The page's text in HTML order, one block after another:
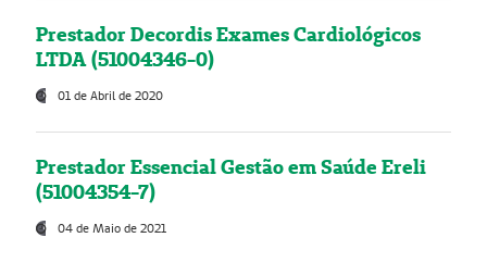
Prestador Decordis Exames Cardiológicos
LTDA (51004346-0)
01 de Abril de 2020
Prestador Essencial Gestão em Saúde Ereli
(51004354-7)
04 de Maio de 2021